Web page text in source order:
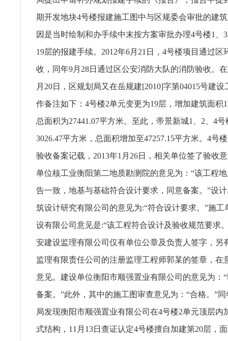
期开发地块4号楼报建施工图中与区规委会审批的建
因是当时绘制和办手续中末按方案审批办理4号楼1、
19层的报建手续。2012年6月21日，4号楼项目通过区
收，同年9月28日通过区公安消防大队的消防验收。
月20日，区规划局又在岳规建[2010]字第04015号建
作备注如下：4号楼2单元变更为19层，增加建筑面积
总面积为27441.07平方米。至此，帝景新城1、2、4
3026.47平方米，总面积增加至47257.15平方米。4号
验收备案记载，2013年1月26日，相关单位签了验收
单位核工业衡阳第二地质勘测院的意见为：“该工程
告一致，地基与基础符合设计要求，同意备案。”设
筑设计研究有限公司的意见为:“符合设计要求。”施工
设有限公司意见是:“该工程符合设计及验收规范要求
安建设监理有限公司仅有单位公章及负责人签字，另
监理有限责任公司的注册监理工程师郭某的签章，在
意见。建设单位衡阳市顺强置业有限公司的意见为：
备案。”此外，其中的施工图审查意见为：“合格。”
局发现衡阳市顺强置业有限公司在4号楼2单元顶层内
式结构，11月13日查证认定4号楼擅自加建第20层，